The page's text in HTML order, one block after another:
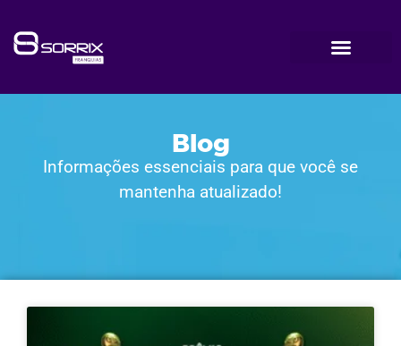
Blog
Informações essenciais para que você se
mantenha atualizado!